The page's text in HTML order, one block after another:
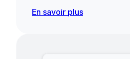
En savoir plus